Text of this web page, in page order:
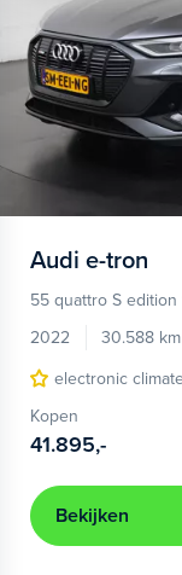
Audi e-tron
55 quattro S edition
2022
30.588 km
electronic
Kopen
41.895,-
Bekijken